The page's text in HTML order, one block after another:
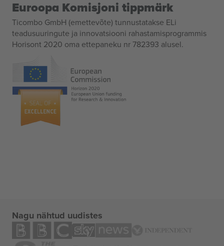
Euroopa Komisjoni tippmärk
Ticombo GmbH (emettevõte) tunnustatakse ELi
teadusuuringute ja innovatsiooni rahastamisprogrammis
Horisont 2020 oma ettepaneku nr 782393 alusel.
Nagu nähtud uudistes